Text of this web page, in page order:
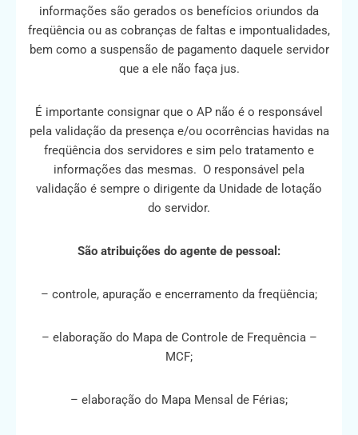
informações são gerados os benefícios oriundos da
freqüência ou as cobranças de faltas e impontualidades,
bem como a suspensão de pagamento daquele servidor
que a ele não faça jus.
É importante consignar que o AP não é o responsável
pela validação da presença e/ou ocorrências havidas na
freqüência dos servidores e sim pelo tratamento e
informações das mesmas. O responsável pela
validação é sempre o dirigente da Unidade de lotação
do servidor.
São atribuições do agente de pessoal:
– controle, apuração e encerramento da freqüência;
– elaboração do Mapa de Controle de Frequência –
MCF;
– elaboração do Mapa Mensal de Férias;